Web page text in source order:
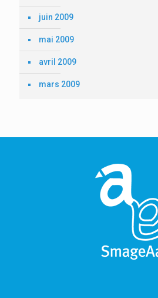
juin 2009
mai 2009
avril 2009
mars 2009